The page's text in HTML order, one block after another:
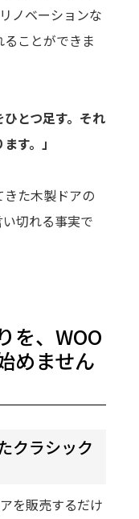
ノベーションな
ことができま
ひとつ足す。それ
す。」
た木製ドアの
切れる事実で
を、WOO
めません
クラシック
を販売するだけ